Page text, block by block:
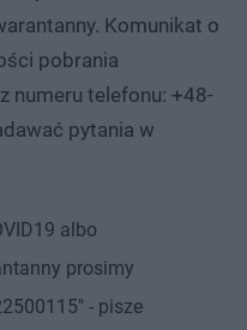
Komunikat o
pobrania
numeru telefonu: +48-
pytania w
albo
prosimy
- pisze